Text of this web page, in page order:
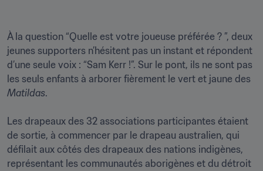
À la question “Quelle est votre joueuse préférée ? ”, deux
jeunes supporters n’hésitent pas un instant et répondent
d’une seule voix : “Sam Kerr !”. Sur le pont, ils ne sont pas
Matildas.
Les drapeaux des 32 associations participantes étaient
de sortie, à commencer par le drapeau australien, qui
défilait aux côtés des drapeaux des nations indigènes,
représentant les communautés aborigènes et du détroit